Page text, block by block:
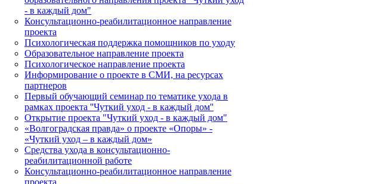
- в каждый дом"
Консультационно-реабилитационное направление
проекта
Психологическая поддержка помощников по уходу
Образовательное направление проекта
Психологическое направление проекта
Информирование о проекте в СМИ, на ресурсах
партнеров
Первый обучающий семинар по тематике ухода в
рамках проекта ''Чуткий уход - в каждый дом''
Открытие проекта "Чуткий уход - в каждый дом"
«Волгоградская правда» о проекте «Опоры» -
«Чуткий уход – в каждый дом»
Средства ухода в консультационно-
реабилитационной работе
Консультационно-реабилитационное направление
проекта